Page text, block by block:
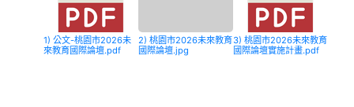
1) 公文-桃園市2026未
來教育國際論壇.pdf
2) 桃園市2026未來教育
國際論壇.jpg
3) 桃園市2026未來教育
國際論壇實施計畫.pdf